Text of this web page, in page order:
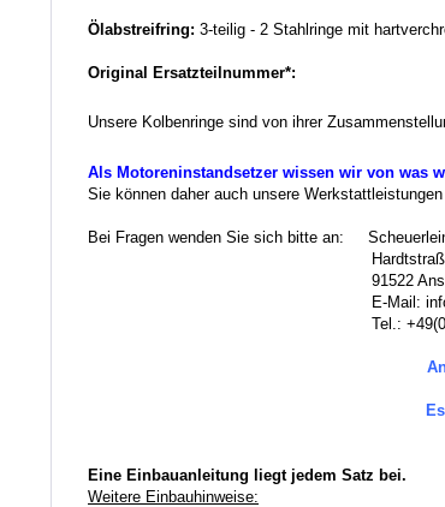
Ölabstreifring: 3-teilig - 2 Stahlringe mit
Original Ersatzteilnummer*:
Unsere Kolbenringe sind von ihrer
Als Motoreninstandsetzer wissen wir von was
Sie können daher auch unsere
Bei Fragen wenden Sie sich bitte an:
Hardtstraße
91522
E-Mail:
Tel.: +49(0)981-
Eine Einbauanleitung liegt jedem Satz bei.
Weitere Einbauhinweise: